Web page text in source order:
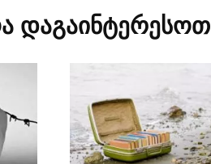
დაგაინტერესოთ